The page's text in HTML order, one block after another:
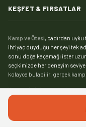
KEŞFET & FIRSATLAR
Kamp ve Ötesi , çadırdan
ihtiyaç duyduğu her şeyi tek
sonu doğa kaçamağı ister
seçkimizde her deneyim
kolayca bulabilir, gerçek
Kampın kalbi çadırdır:kamp
boyu geniş yaşam alanlı
pratik şişme çadırlara kadar
kamp yapanlar için su